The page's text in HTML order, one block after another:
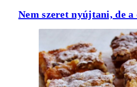
Nem szeret nyújtani, de